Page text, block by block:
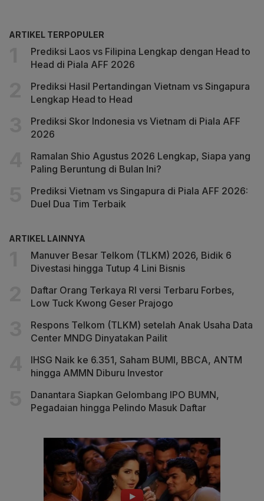
ARTIKEL TERPOPULER
Prediksi Laos vs Filipina Lengkap dengan Head to
Head di Piala AFF 2026
Prediksi Hasil Pertandingan Vietnam vs Singapura
Lengkap Head to Head
Prediksi Skor Indonesia vs Vietnam di Piala AFF
2026
Ramalan Shio Agustus 2026 Lengkap, Siapa yang
Paling Beruntung di Bulan Ini?
Prediksi Vietnam vs Singapura di Piala AFF 2026:
Duel Dua Tim Terbaik
ARTIKEL LAINNYA
Manuver Besar Telkom (TLKM) 2026, Bidik 6
Divestasi hingga Tutup 4 Lini Bisnis
Daftar Orang Terkaya RI versi Terbaru Forbes,
Low Tuck Kwong Geser Prajogo
Respons Telkom (TLKM) setelah Anak Usaha Data
Center MNDG Dinyatakan Pailit
IHSG Naik ke 6.351, Saham BUMI, BBCA, ANTM
hingga AMMN Diburu Investor
Danantara Siapkan Gelombang IPO BUMN,
Pegadaian hingga Pelindo Masuk Daftar